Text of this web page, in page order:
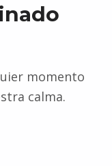
momento
calma.